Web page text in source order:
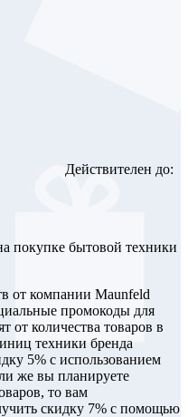
Действителен до:
покупке бытовой техники
от компании Maunfeld
промокоды для
от количества товаров в
техники бренда
5% с использованием
же вы планируете
то вам
скидку 7% с помощью